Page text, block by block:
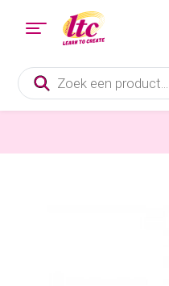
Producten
zoeken